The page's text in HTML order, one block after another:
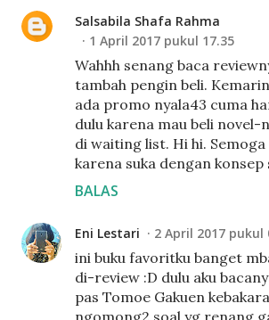
Salsabila Shafa Rahma
1 April 2017 pukul 17.35
Wahhh senang baca
tambah pengin beli.
ada promo nyala43 cuma
dulu karena mau beli novel-
di waiting list. Hi hi.
karena suka dengan konsep
BALAS
Eni Lestari 2 April 2017 pukul
ini buku favoritku banget
di-review :D dulu aku
pas Tomoe Gakuen